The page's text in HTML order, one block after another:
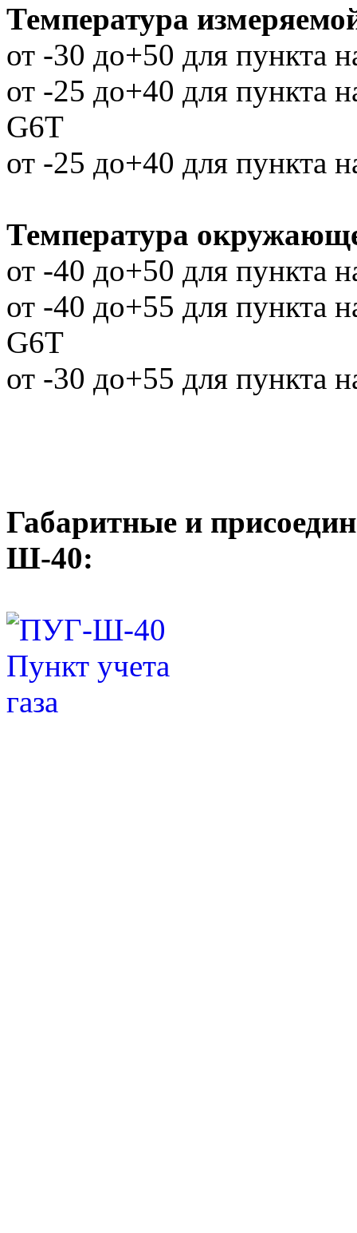
Температура
от -30 до+50 для пункта
от -25 до+40 для пункта
G6T
от -25 до+40 для пункта
Температура
от -40 до+50 для пункта
от -40 до+55 для пункта
G6T
от -30 до+55 для пункта
Габаритные и
Ш-40: